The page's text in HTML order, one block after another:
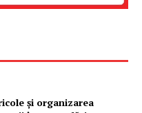
și organizarea